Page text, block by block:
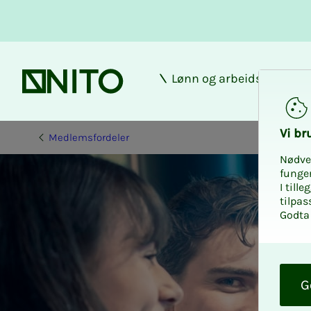
Forsiden
Lønn og arbeidsforhold
Medlemsfordeler Vi
I